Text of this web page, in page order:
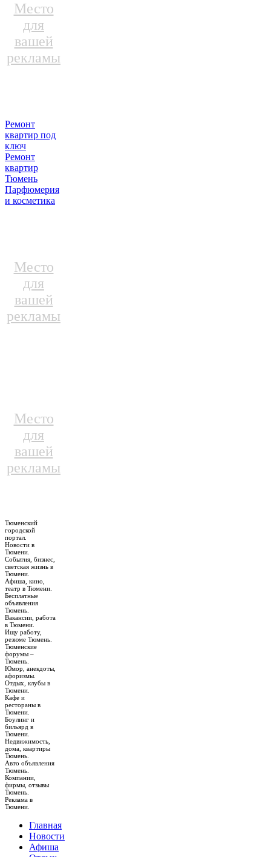
Место
для
вашей
рекламы
Ремонт
квартир под
ключ
Ремонт
квартир
Тюмень
Парфюмерия
и косметика
Место
для
вашей
рекламы
Место
для
вашей
рекламы
Тюменский
городской
портал.
Новости в
Тюмени.
События, бизнес,
светская жизнь в
Тюмени.
Афиша, кино,
театр в Тюмени.
Бесплатные
объявления
Тюмень.
Вакансии, работа
в Тюмени.
Ищу работу,
резюме Тюмень.
Тюменские
форумы –
Тюмень.
Юмор, анекдоты,
афоризмы.
Отдых, клубы в
Тюмени.
Кафе и
рестораны в
Тюмени.
Боулинг и
бильярд в
Тюмени.
Недвижимость,
дома, квартиры
Тюмень.
Авто объявления
Тюмень.
Компании,
фирмы, отзывы
Тюмень.
Реклама в
Тюмени.
Главная
Новости
Афиша